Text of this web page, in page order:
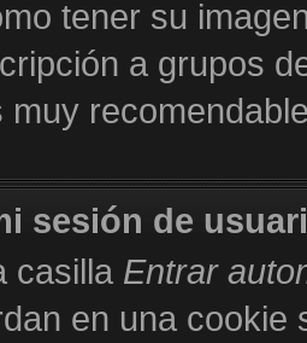
tener su
a grupos
muy
sesión de
casilla Entrar
en una cookie